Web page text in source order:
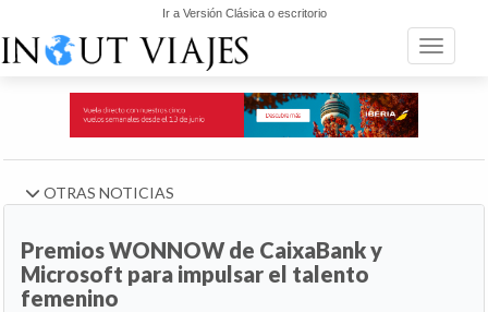
Ir a Versión Clásica o escritorio
Toggle
OTRAS NOTICIAS
Premios WONNOW de CaixaBank y
Microsoft para impulsar el talento
femenino